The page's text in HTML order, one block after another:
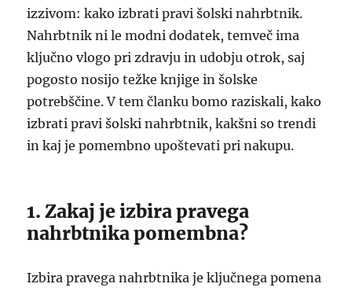
izzivom: kako izbrati pravi šolski nahrbtnik.
Nahrbtnik ni le modni dodatek, temveč ima
ključno vlogo pri zdravju in udobju otrok, saj
pogosto nosijo težke knjige in šolske
potrebščine. V tem članku bomo raziskali, kako
izbrati pravi šolski nahrbtnik, kakšni so trendi
in kaj je pomembno upoštevati pri nakupu.
1. Zakaj je izbira pravega
nahrbtnika pomembna?
Izbira pravega nahrbtnika je ključnega pomena